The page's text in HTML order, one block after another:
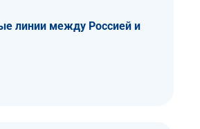
линии между Россией и